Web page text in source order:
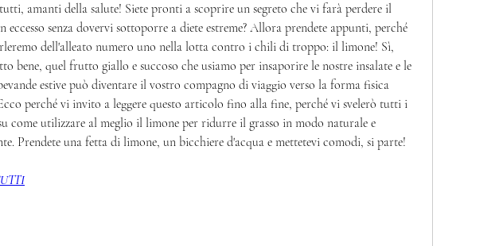
amanti della salute! Siete pronti a scoprire un segreto che vi farà perdere il
eccesso senza dovervi sottoporre a diete estreme? Allora prendete appunti, perché
dell'alleato numero uno nella lotta contro i chili di troppo: il limone! Sì,
bene, quel frutto giallo e succoso che usiamo per insaporire le nostre insalate e le
estive può diventare il vostro compagno di viaggio verso la forma fisica
perché vi invito a leggere questo articolo fino alla fine, perché vi svelerò tutti i
come utilizzare al meglio il limone per ridurre il grasso in modo naturale e
Prendete una fetta di limone, un bicchiere d'acqua e mettetevi comodi, si parte!